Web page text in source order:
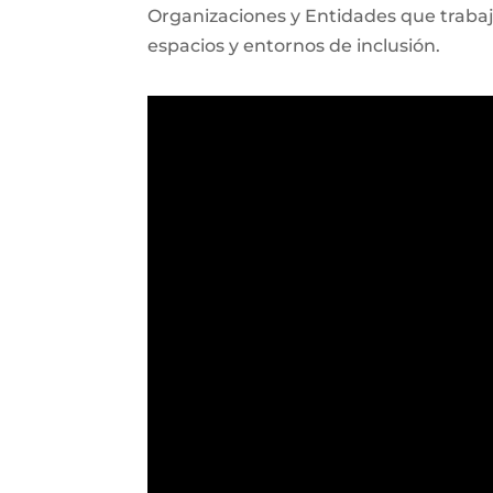
Organizaciones y Entidades que
espacios y entornos de inclusión.